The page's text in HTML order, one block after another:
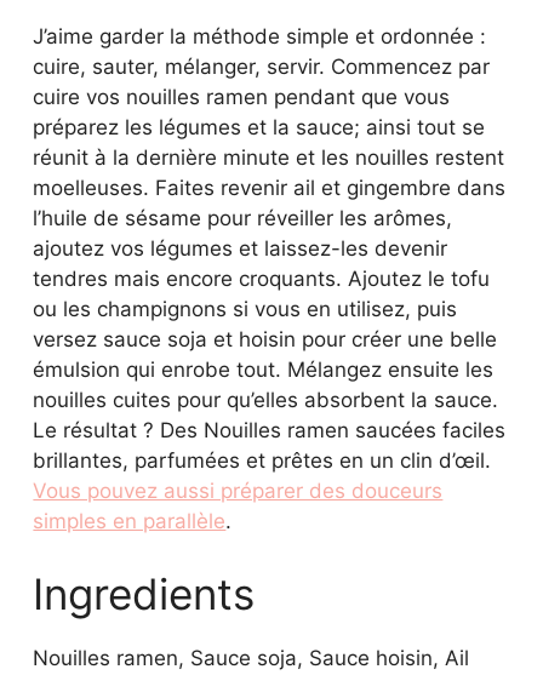
J’aime garder la méthode simple et ordonnée :
cuire, sauter, mélanger, servir. Commencez par
cuire vos nouilles ramen pendant que vous
préparez les légumes et la sauce; ainsi tout se
réunit à la dernière minute et les nouilles restent
moelleuses. Faites revenir ail et gingembre dans
l’huile de sésame pour réveiller les arômes,
ajoutez vos légumes et laissez-les devenir
tendres mais encore croquants. Ajoutez le tofu
ou les champignons si vous en utilisez, puis
versez sauce soja et hoisin pour créer une belle
émulsion qui enrobe tout. Mélangez ensuite les
nouilles cuites pour qu’elles absorbent la sauce.
Le résultat ? Des Nouilles ramen saucées faciles
brillantes, parfumées et prêtes en un clin d’œil.
Vous pouvez aussi préparer des douceurs
simples en parallèle.
Ingredients
Nouilles ramen, Sauce soja, Sauce hoisin, Ail